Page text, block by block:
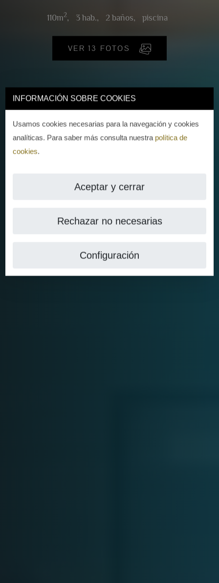
INFORMACIÓN SOBRE COOKIES
Usamos cookies necesarias para la navegación y cookies
analíticas. Para saber más consulta nuestra política de
cookies.
Aceptar y cerrar
Rechazar no necesarias
Configuración
110m2, 3 hab., 2 baños, piscina
VER 13 FOTOS